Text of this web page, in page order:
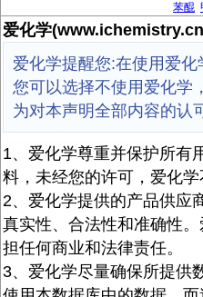
苯醌
爱化学
爱化学提醒您:在使用爱
您可以选择不使用爱化学
为对本声明全部内容的认
1、爱化学尊重并保护所有
料，未经您的许可，爱化学
2、爱化学提供的产品供应
真实性、合法性和准确性
担任何商业和法律责任。
3、爱化学尽量确保所提供